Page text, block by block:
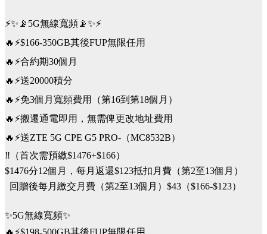
⚡️✨📡5G無線寬頻📡✨⚡️
🔥⚡️$166-350GB其後FUP無限任用
🔥⚡️合約期30個月
🔥⚡️送20000積分
🔥⚡️免3個月寬頻費用（第16到第18個月）
🔥⚡️搬遷通電即用，無需俾更改地址費用
🔥⚡️送ZTE 5G CPE G5 PRO-（MC8532B）
‼️（首次需預繳$1476+$166）
$1476分12個月，每月返還$123抵扣月費（第2至13個月）
回贈後每月繳交月費（第2至13個月）$43（$166-$123）
✨5G無線寬頻✨
🔥⚡️$198-500GB其後FUP無限任用